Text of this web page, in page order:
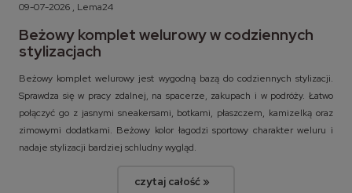
09-07-2026 , Lema24
Beżowy komplet welurowy w codziennych
stylizacjach
Beżowy komplet welurowy jest wygodną bazą do codziennych stylizacji.
Sprawdza się w pracy zdalnej, na spacerze, zakupach i w podróży. Łatwo
połączyć go z jasnymi sneakersami, botkami, płaszczem, kamizelką oraz
zimowymi dodatkami. Beżowy kolor łagodzi sportowy charakter weluru i
nadaje stylizacji bardziej schludny wygląd.
czytaj całość »